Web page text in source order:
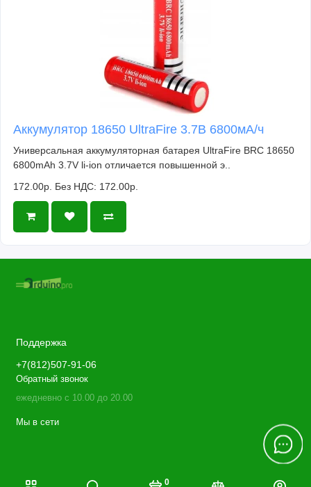
0
Аккумулятор 18650 UltraFire 3.7В 6800мА/ч
Универсальная аккумуляторная батарея UltraFire BRC 18650
6800mAh 3.7V li-ion отличается повышенной э..
172.00р. Без НДС: 172.00р.
Поддержка
+7(812)507-91-06
Обратный звонок
ежедневно с 10.00 до 20.00
Мы в сети